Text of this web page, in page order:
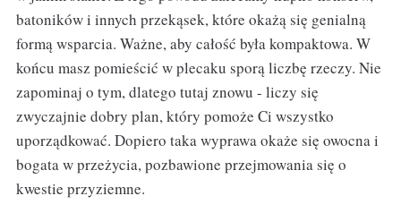
batoników i innych przekąsek, które okażą się genialną
formą wsparcia. Ważne, aby całość była kompaktowa. W
końcu masz pomieścić w plecaku sporą liczbę rzeczy. Nie
zapominaj o tym, dlatego tutaj znowu - liczy się
zwyczajnie dobry plan, który pomoże Ci wszystko
uporządkować. Dopiero taka wyprawa okaże się owocna i
bogata w przeżycia, pozbawione przejmowania się o
kwestie przyziemne.